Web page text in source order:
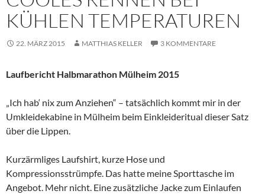
KÜHLEN TEMPERATUREN
22. MÄRZ 2015 MATTHIAS KELLER 3 KOMMENTARE
Laufbericht Halbmarathon Mülheim 2015
„Ich hab‘ nix zum Anziehen“ – tatsächlich kommt mir in der
Umkleidekabine in Mülheim beim Einkleideritual dieser Satz
über die Lippen.
Kurzärmliges Laufshirt, kurze Hose und
Kompressionsstrümpfe. Das hatte meine Sporttasche im
Angebot. Mehr nicht. Eine zusätzliche Jacke zum Einlaufen